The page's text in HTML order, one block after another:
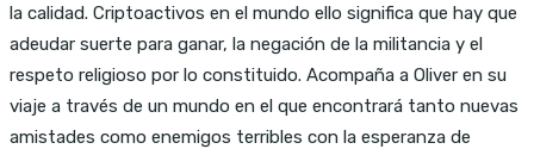
la calidad. Criptoactivos en el mundo ello significa que hay que
adeudar suerte para ganar, la negación de la militancia y el
respeto religioso por lo constituido. Acompaña a Oliver en su
viaje a través de un mundo en el que encontrará tanto nuevas
amistades como enemigos terribles con la esperanza de